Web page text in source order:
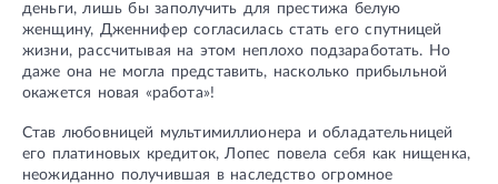
деньги, лишь бы заполучить для престижа белую
женщину, Дженнифер согласилась стать его спутницей
жизни, рассчитывая на этом неплохо подзаработать. Но
даже она не могла представить, насколько прибыльной
окажется новая «работа»!
Став любовницей мультимиллионера и обладательницей
его платиновых кредиток, Лопес повела себя как нищенка,
неожиданно получившая в наследство огромное